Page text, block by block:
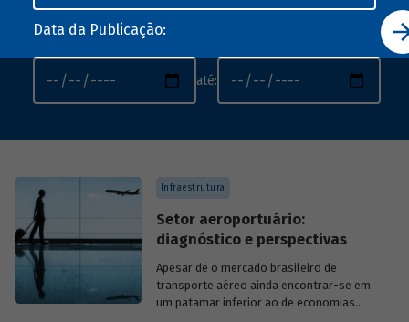
Data da Publicação:
até:
Infraestrutura
Setor aeroportuário:
diagnóstico e perspectivas
Apesar de o mercado brasileiro de
transporte aéreo ainda encontrar-se em
um patamar inferior ao de economias